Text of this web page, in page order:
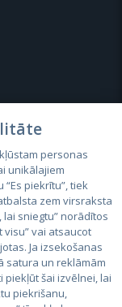
personas
unikālajiem
piekrītu”, tiek
zem virsraksta
sniegtu” norādītos
vai atsaucot
Ja izsekošanas
satura un reklāmām
piekļūt šai izvēlnei, lai
piekrišanu,